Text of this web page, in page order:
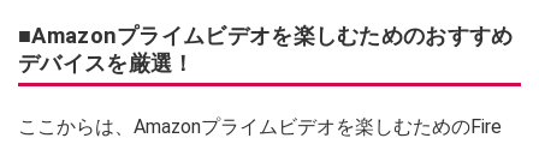
■Amazonプライムビデオを楽しむためのおすすめ
デバイスを厳選！
ここからは、Amazonプライムビデオを楽しむためのFire